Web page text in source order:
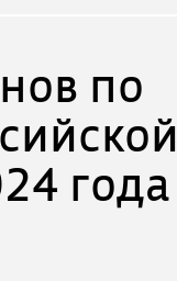
по
года